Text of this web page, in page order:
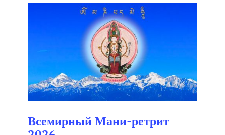
Всемирный Мани-ретрит